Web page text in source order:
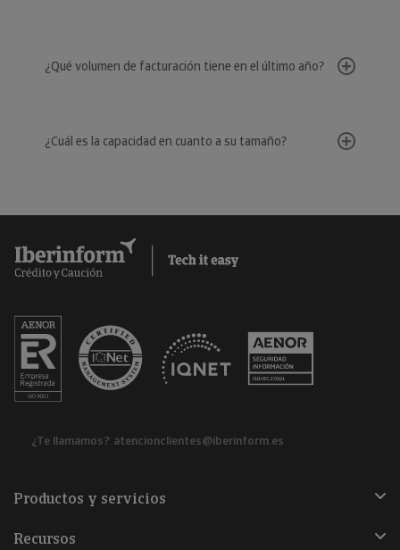
¿Qué volumen de facturación tiene en el último año?
¿Cuál es la capacidad en cuanto a su tamaño?
¿Te llamamos? atencionclientes@iberinform.es
Productos y servicios
Recursos